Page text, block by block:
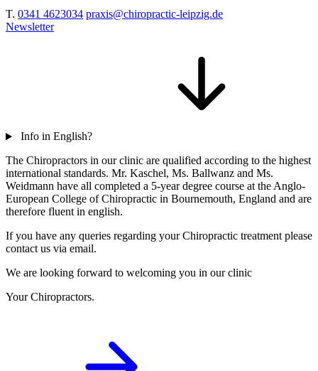
T. 0341 4623034 praxis@chiropractic-leipzig.de
Newsletter
Info in English?
The Chiropractors in our clinic are qualified according to the highest
international standards. Mr. Kaschel, Ms. Ballwanz and Ms.
Weidmann have all completed a 5-year degree course at the Anglo-
European College of Chiropractic in Bournemouth, England and are
therefore fluent in english.
If you have any queries regarding your Chiropractic treatment please
contact us via email.
We are looking forward to welcoming you in our clinic
Your Chiropractors.